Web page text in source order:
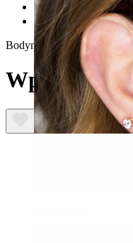
Conch
Wpychany labret z
Bodymod Trend
Wpychany